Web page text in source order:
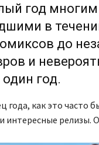
год
в
до
и
один год.
года, как это часто
интересные релизы.